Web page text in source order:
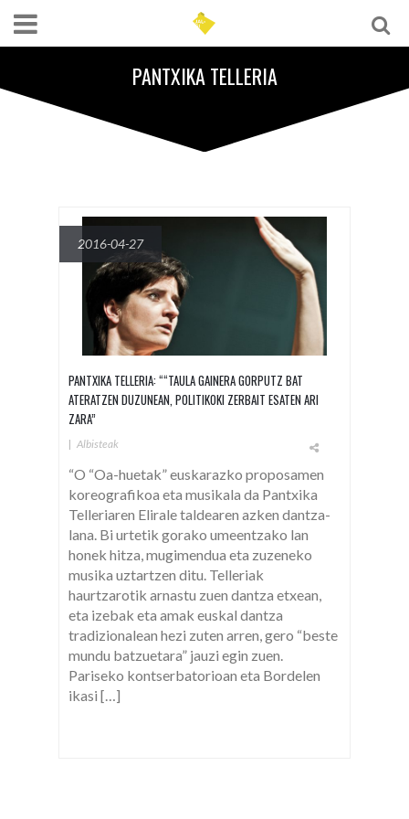
PANTXIKA TELLERIA
2016-04-27
PANTXIKA TELLERIA: ““TAULA GAINERA GORPUTZ BAT
ATERATZEN DUZUNEAN, POLITIKOKI ZERBAIT ESATEN ARI
ZARA”
| Albisteak
“O “Oa-huetak” euskarazko proposamen
koreografikoa eta musikala da Pantxika
Telleriaren Elirale taldearen azken dantza-
lana. Bi urtetik gorako umeentzako lan
honek hitza, mugimendua eta zuzeneko
musika uztartzen ditu. Telleriak
haurtzarotik arnastu zuen dantza etxean,
eta izebak eta amak euskal dantza
tradizionalean hezi zuten arren, gero “beste
mundu batzuetara” jauzi egin zuen.
Pariseko kontserbatorioan eta Bordelen
ikasi […]